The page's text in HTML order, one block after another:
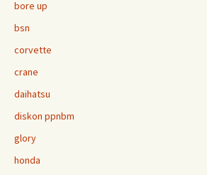
bore up
bsn
corvette
crane
daihatsu
diskon ppnbm
glory
honda